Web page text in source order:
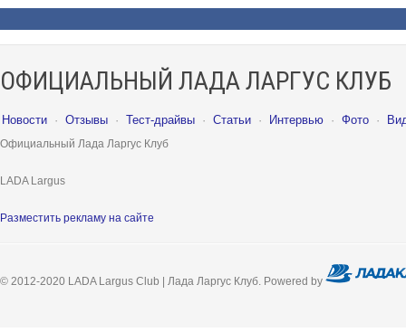
ОФИЦИАЛЬНЫЙ ЛАДА ЛАРГУС КЛУБ
Новости · Отзывы · Тест-драйвы · Статьи · Интервью · Фото ·
Официальный Лада Ларгус Клуб
LADA Largus
Разместить рекламу на сайте
© 2012-2020 LADA Largus Club | Лада Ларгус Клуб. Powered by